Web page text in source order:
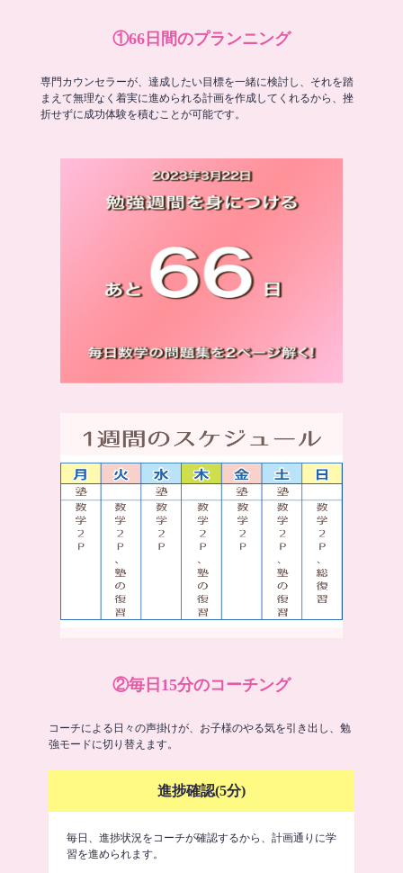
①66日間のプランニング
専門カウンセラーが、達成したい目標を一緒に検討し、それを踏
まえて無理なく着実に進められる計画を作成してくれるから、挫
折せずに成功体験を積むことが可能です。
②毎日15分のコーチング
コーチによる日々の声掛けが、お子様のやる気を引き出し、勉
強モードに切り替えます。
進捗確認(5分)
毎日、進捗状況をコーチが確認するから、計画通りに学
習を進められます。